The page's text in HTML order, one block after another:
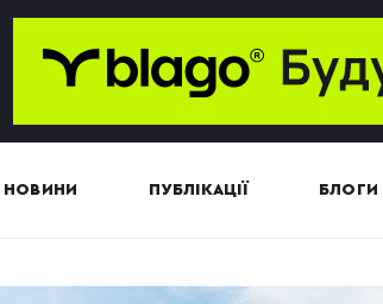
НОВИНИ ПУБЛІКАЦІЇ БЛОГИ